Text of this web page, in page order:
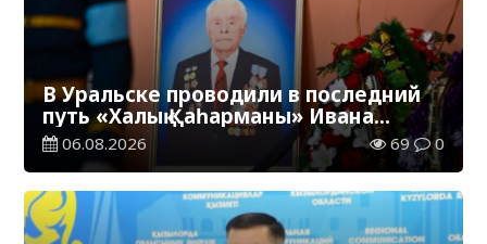
В Уральске проводили в последний
путь «Халық Қаһарманы» Ивана
Степановича Гапича
06.08.2026 69 0